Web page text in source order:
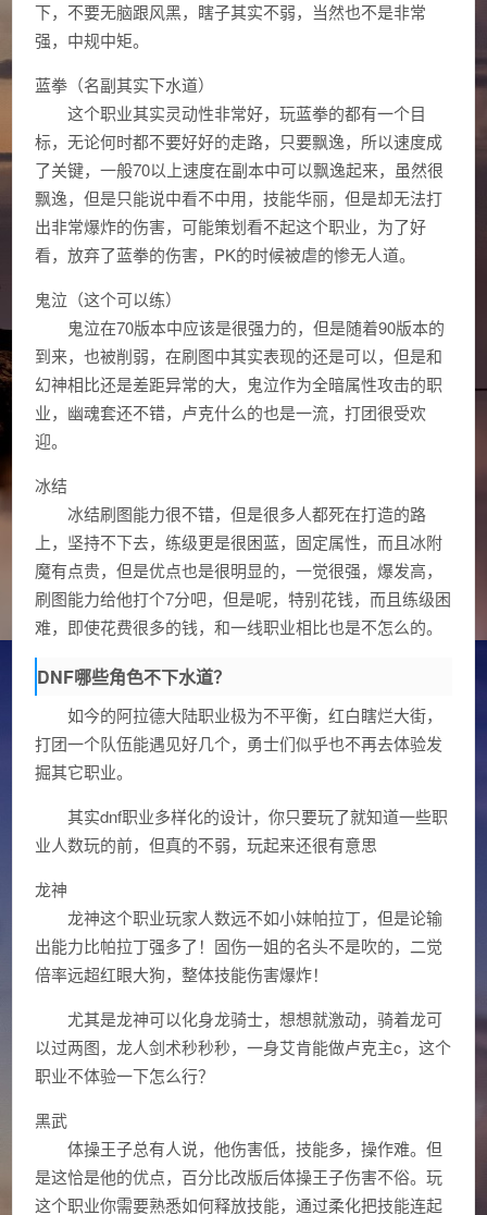
下，不要无脑跟风黑，瞎子其实不弱，当然也不是非常
强，中规中矩。
蓝拳（名副其实下水道）
这个职业其实灵动性非常好，玩蓝拳的都有一个目
标，无论何时都不要好好的走路，只要飘逸，所以速度成
了关键，一般70以上速度在副本中可以飘逸起来，虽然很
飘逸，但是只能说中看不中用，技能华丽，但是却无法打
出非常爆炸的伤害，可能策划看不起这个职业，为了好
看，放弃了蓝拳的伤害，PK的时候被虐的惨无人道。
鬼泣（这个可以练）
鬼泣在70版本中应该是很强力的，但是随着90版本的
到来，也被削弱，在刷图中其实表现的还是可以，但是和
幻神相比还是差距异常的大，鬼泣作为全暗属性攻击的职
业，幽魂套还不错，卢克什么的也是一流，打团很受欢
迎。
冰结
冰结刷图能力很不错，但是很多人都死在打造的路
上，坚持不下去，练级更是很困蓝，固定属性，而且冰附
魔有点贵，但是优点也是很明显的，一觉很强，爆发高，
刷图能力给他打个7分吧，但是呢，特别花钱，而且练级困
难，即使花费很多的钱，和一线职业相比也是不怎么的。
DNF哪些角色不下水道？
如今的阿拉德大陆职业极为不平衡，红白瞎烂大街，
打团一个队伍能遇见好几个，勇士们似乎也不再去体验发
掘其它职业。
其实dnf职业多样化的设计，你只要玩了就知道一些职
业人数玩的前，但真的不弱，玩起来还很有意思
龙神
龙神这个职业玩家人数远不如小妹帕拉丁，但是论输
出能力比帕拉丁强多了！固伤一姐的名头不是吹的，二觉
倍率远超红眼大狗，整体技能伤害爆炸！
尤其是龙神可以化身龙骑士，想想就激动，骑着龙可
以过两图，龙人剑术秒秒秒，一身艾肯能做卢克主c，这个
职业不体验一下怎么行？
黑武
体操王子总有人说，他伤害低，技能多，操作难。但
是这恰是他的优点，百分比改版后体操王子伤害不俗。玩
这个职业你需要熟悉如何释放技能，通过柔化把技能连起